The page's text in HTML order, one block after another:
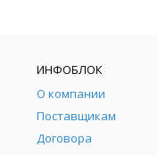
ИНФОБЛОК
О компании
Поставщикам
Договора